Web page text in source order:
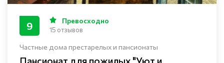
Частные дома престарелых и пансионаты
9 Превосходно
15 отзывов